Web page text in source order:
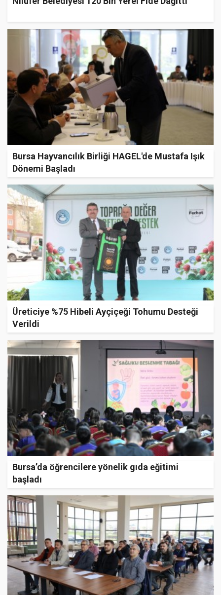
Bursa Hayvancılık Birliği HAGEL'de Mustafa Işık
Dönemi Başladı
Üreticiye %75 Hibeli Ayçiçeği Tohumu Desteği
Verildi
Bursa’da öğrencilere yönelik gıda eğitimi
başladı